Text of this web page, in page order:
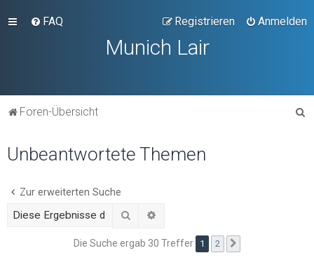
FAQ Anmelden
Registrieren
Munich Lair
Foren-Übersicht
Unbeantwortete Themen
Zur erweiterten Suche
Suche
Die Suche ergab 30 Treffer 1 2